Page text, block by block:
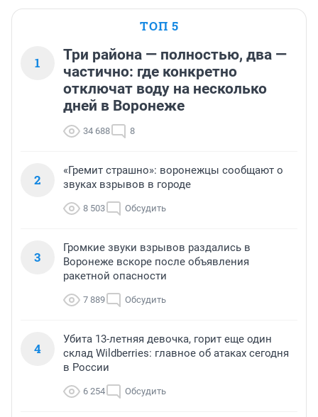
ТОП 5
1
Три района — полностью, два —
частично: где конкретно
отключат воду на несколько
дней в Воронеже
34 688 8
2
«Гремит страшно»: воронежцы сообщают о
звуках взрывов в городе
8 503 Обсудить
3
Громкие звуки взрывов раздались в
Воронеже вскоре после объявления
ракетной опасности
7 889 Обсудить
4
Убита 13-летняя девочка, горит еще один
склад Wildberries: главное об атаках сегодня
в России
6 254 Обсудить